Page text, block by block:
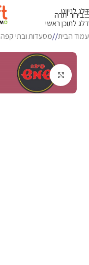
דלג לניווט
דלג לתוכן ראשי
בירור יתרה
עמוד הבית/ מסעדות ובתי קפה
לחץ להגדלה